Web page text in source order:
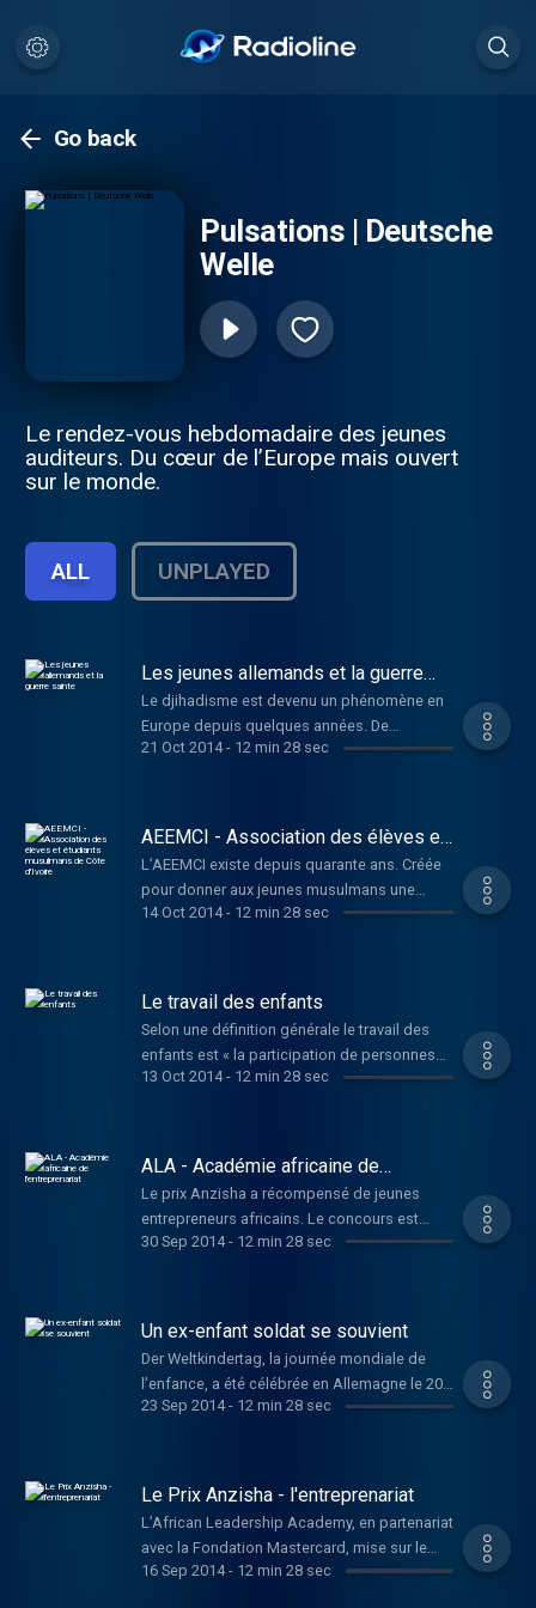
Go back
Pulsations | Deutsche
Welle
Le rendez-vous hebdomadaire des jeunes
auditeurs. Du cœur de l’Europe mais ouvert
sur le monde.
ALL UNPLAYED
Les jeunes allemands et la guerre
sainte
Le djihadisme est devenu un phénomène en
Europe depuis quelques années. De
nombreux jeunes de tous horizons se
Syrie. Comment se fait-il que des jeunes
Allemagne s’engagent contre le milieu où ils
ont grandi ? L'ancien rappeur Deso Dogg
21 Oct 2014- 12 min 28 sec
AEEMCI - Association des élèves et
étudiants musulmans de Côte
d'Ivoire
L’AEEMCI existe depuis quarante ans. Créée
pour donner aux jeunes musulmans une
identité en milieu scolaire, ses priorités ont
projet à Cocody (photo) est aussi « Amir »,
l’organisation dans le pays. Il est l’invité de
cette édition d’Elixir.
14 Oct 2014- 12 min 28 sec
Le travail des enfants
Selon une définition générale le travail des
enfants est « la participation de personnes
mineures à des activités à finalité
un adulte ». l’OIT définit le travail des enfants
effectuée, du moins pour les enfants de plus
de douze ans. En voici un exemple au
Kenya...
13 Oct 2014- 12 min 28 sec
ALA - Académie africaine de
l'entreprenariat
Le prix Anzisha a récompensé de jeunes
entrepreneurs africains. Le concours est
organisé par L’ALA, African Leadership
formation préuniversitaire de 2 ans.
et de recrutement au sein de l’African
Leadership Academy nous en parle dans
cette édition d’Elixir.
30 Sep 2014- 12 min 28 sec
Un ex-enfant soldat se souvient
Der Weltkindertag, la journée mondiale de
l’enfance, a été célébrée en Allemagne le 20
septembre dernier. L'occasion pour Elixir de
ougandais qui témoigne de ce qu'il a vécu.
23 Sep 2014- 12 min 28 sec
Le Prix Anzisha - l'entreprenariat
L’African Leadership Academy, en partenariat
avec la Fondation Mastercard, mise sur le
potentiel de la jeunesse africaine et
16 Sep 2014- 12 min 28 sec